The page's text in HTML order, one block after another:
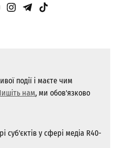
Page
Instagram
Telegram
TikTok
​​події і маєте чим
нам, ми обов'язково
суб'єктів у сфері медіа R40-